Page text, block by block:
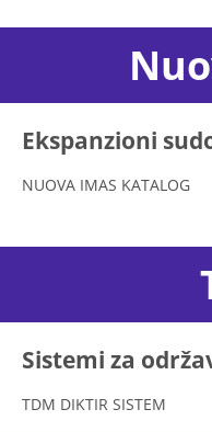
Ekspanzioni
NUOVA IMAS KATALOG
Sistemi za
TDM DIKTIR SISTEM